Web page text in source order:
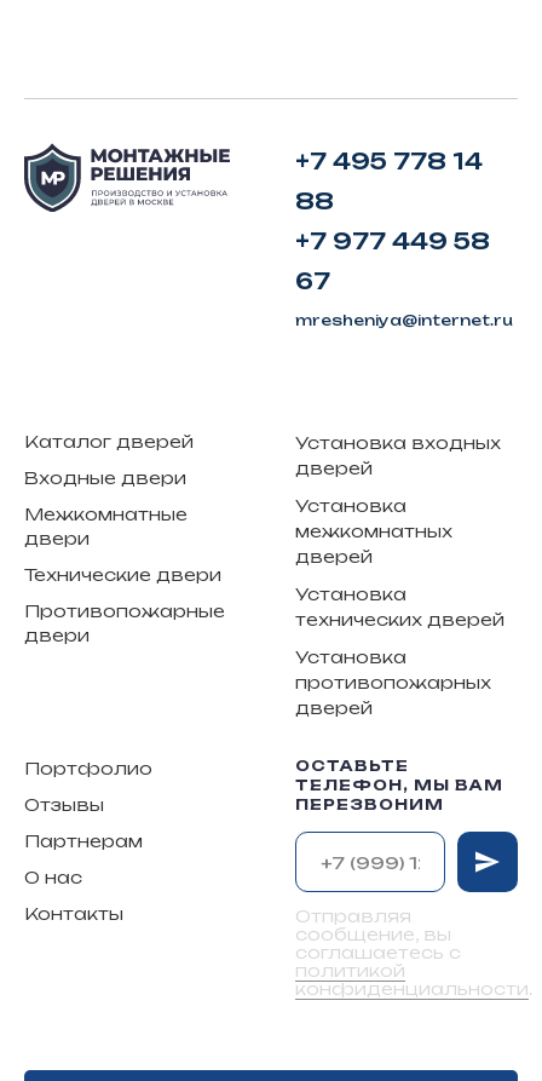
+7 495 778 14
88
+7 977 449 58
67
mresheniya@internet.ru
Каталог дверей
Входные двери
Межкомнатные
двери
Технические двери
Противопожарные
двери
Установка входных
дверей
Установка
межкомнатных
дверей
Установка
технических дверей
Установка
противопожарных
дверей
Портфолио
Отзывы
Партнерам
О нас
Контакты
ОСТАВЬТЕ
ТЕЛЕФОН, МЫ ВАМ
ПЕРЕЗВОНИМ
Отправляя
сообщение, вы
соглашаетесь с
политикой
конфиденциальности.